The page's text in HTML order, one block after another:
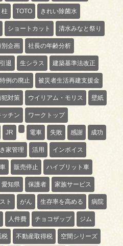
柱 TOTO きれい除菌水
ショートカット 清水みなと祭り
別企画 社長の年齢分析
退 生シラス 建築基準法改正
例の廃止 被災者生活再建支援金
犯対策 ウイリアム・モリス 壁紙
ッチン ワークトップ
JR 電車 失敗 感謝 成功
家管理 活用 インボイス
販売停止 ハイブリット車
愛知県 保護者 家族サービス
ト がん 生存率を高める 病院
人件費 チョコザップ ジム
税 不動産取得税 空間シリーズ